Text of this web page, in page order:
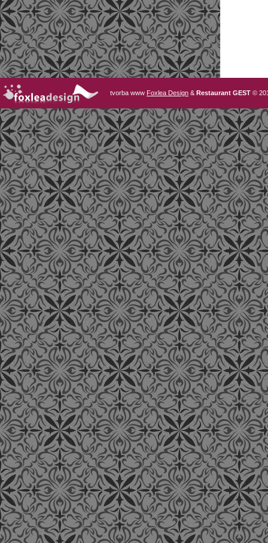
tvorba www Foxlea Design & Restaurant GEST ©